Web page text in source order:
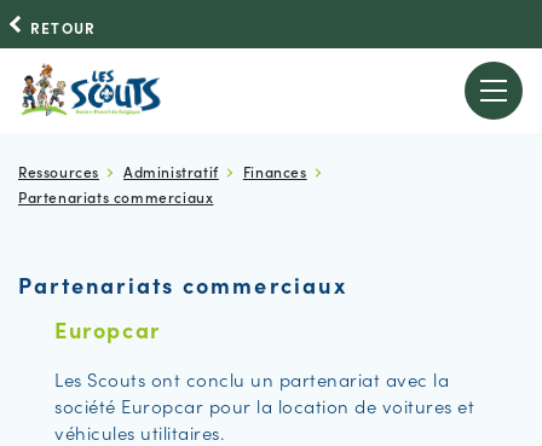
RETOUR
Ressources Administratif
Finances
Partenariats commerciaux
Partenariats commerciaux
Europcar
Les Scouts ont conclu un partenariat avec la
société Europcar pour la location de voitures et
véhicules utilitaires.